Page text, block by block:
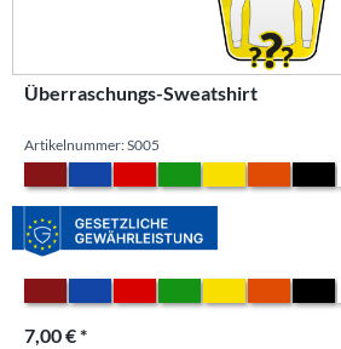
Überraschungs-Sweatshirt
Artikelnummer: S005
7,00 € *